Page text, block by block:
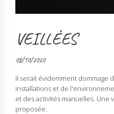
VEILLÉES
08/10/2020
Il serait évidemment dommage
installations et de
et des activités manuelles.
proposée.